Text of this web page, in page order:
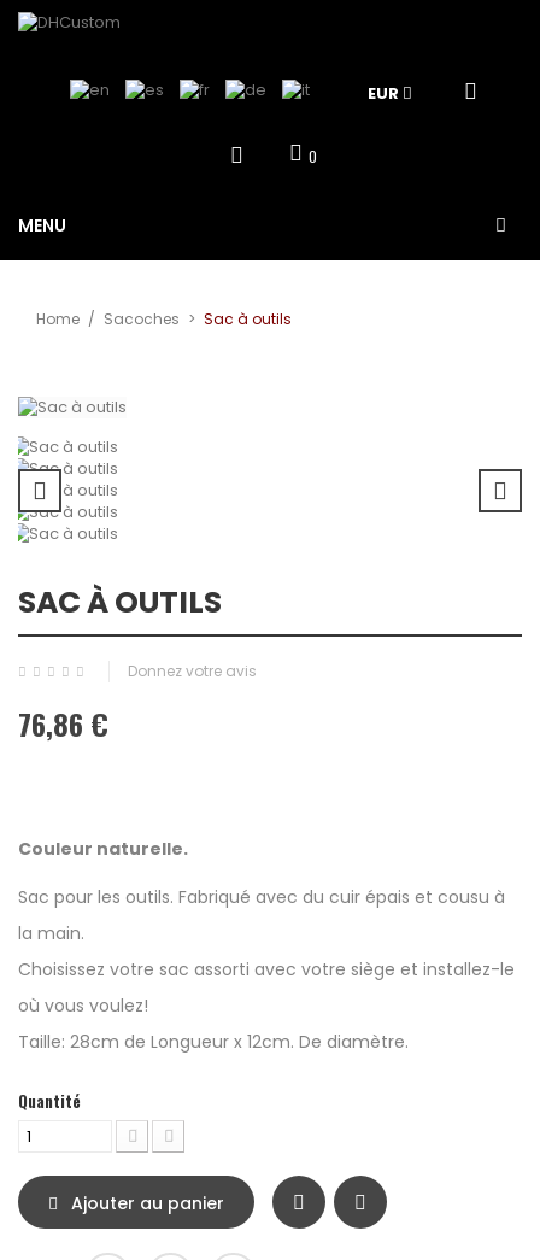
EUR
0
MENU
Home / Sacoches > Sac à outils
SAC À OUTILS
Donnez votre avis
76,86 €
Couleur naturelle.
Sac pour les outils. Fabriqué avec du cuir épais et cousu à
la main.
Choisissez votre sac assorti avec votre siège et installez-le
où vous voulez!
Taille: 28cm de Longueur x 12cm. De diamètre.
Quantité
Ajouter au panier